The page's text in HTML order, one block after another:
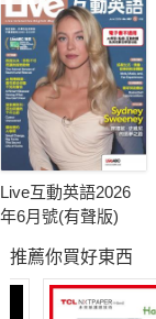
◎ 聽說讀寫一氣
很多人學了很多年
滿腦子英語卻不是
動光碟，針對聽說
員真人實景演出，
音練習、語音辨識
實際演練環境，可
《本月焦點》
Live互動英語2026
年6月號(有聲版)
推薦你買好東西